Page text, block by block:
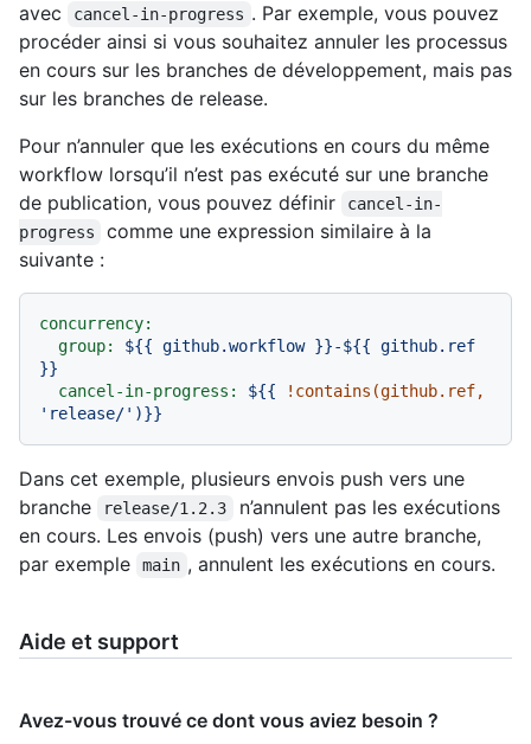
avec
cancel-in-progress . Par exemple, vous pouvez
procéder ainsi si vous souhaitez annuler les processus
en cours sur les branches de développement, mais pas
sur les branches de release.
Pour n’annuler que les exécutions en cours du même
workflow lorsqu’il n’est pas exécuté sur une branche
de publication, vous pouvez définir
cancel-in-
progress
comme une expression similaire à la
suivante :
concurrency:
group:
${{ github.workflow }}-${{ github.ref
}}
cancel-in-progress:
${{
!contains(github.ref,
'release/' )}}
Dans cet exemple, plusieurs envois push vers une
branche
release/1.2.3
n’annulent pas les exécutions
en cours. Les envois (push) vers une autre branche,
par exemple
main , annulent les exécutions en cours.
Aide et support
Avez-vous trouvé ce dont vous aviez besoin ?